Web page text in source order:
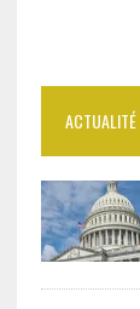
ACTUALITÉ